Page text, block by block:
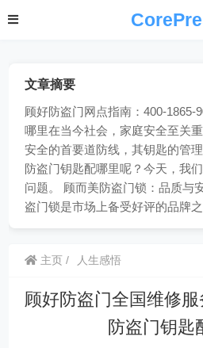
文章摘要
顾好防盗门网点指南：400-1865-
哪里在当今社会，家庭安全至关
安全的首要道防线，其钥匙的管
防盗门钥匙配哪里呢？今天，我
问题。 顾而美防盗门锁：品质与
盗门锁是市场上备受好评的品牌
主页 人生感悟
顾好防盗门全国维修
防盗门钥匙